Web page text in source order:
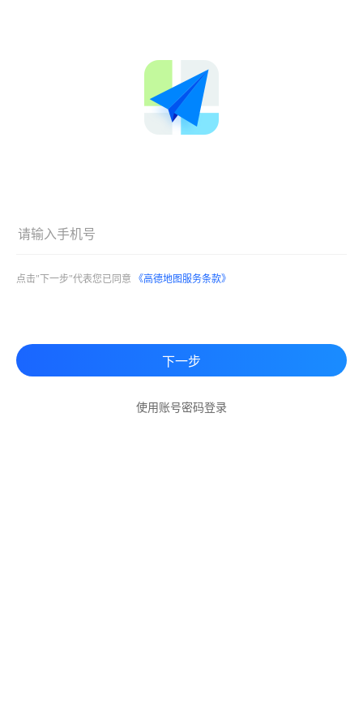
点击"下一步"代表您已同意 《高德地图服务条款》
下一步
使用账号密码登录